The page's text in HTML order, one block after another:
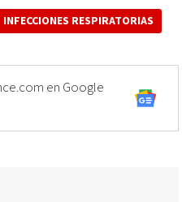
INFECCIONES RESPIRATORIAS
en Google